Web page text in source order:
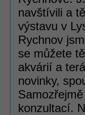
navštívili a
výstavu v
Rychnov
se můžete
akvárií a
novinky,
konzultací.